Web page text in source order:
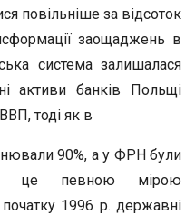
повільніше за відсоток
заощаджень в
система залишалася
активи банків Польщі
тоді як в
90%, а у ФРН були
це певною мірою
1996 р. державні